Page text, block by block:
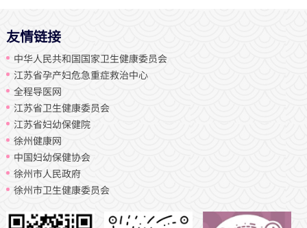
友情链接
中华人民共和国国家卫生健康委员会
江苏省孕产妇危急重症救治中心
全程导医网
江苏省卫生健康委员会
江苏省妇幼保健院
徐州健康网
中国妇幼保健协会
徐州市人民政府
徐州市卫生健康委员会